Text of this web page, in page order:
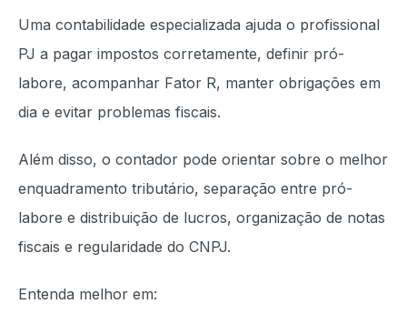
Uma contabilidade especializada ajuda o profissional
PJ a pagar impostos corretamente, definir pró-
labore, acompanhar Fator R, manter obrigações em
dia e evitar problemas fiscais.
Além disso, o contador pode orientar sobre o melhor
enquadramento tributário, separação entre pró-
labore e distribuição de lucros, organização de notas
fiscais e regularidade do CNPJ.
Entenda melhor em: